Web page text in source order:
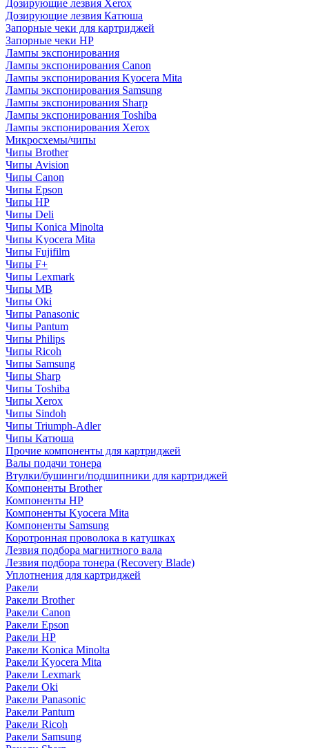
Дозирующие лезвия Xerox
Дозирующие лезвия Катюша
Запорные чеки для картриджей
Запорные чеки HP
Лампы экспонирования
Лампы экспонирования Canon
Лампы экспонирования Kyocera Mita
Лампы экспонирования Samsung
Лампы экспонирования Sharp
Лампы экспонирования Toshiba
Лампы экспонирования Xerox
Микросхемы/чипы
Чипы Brother
Чипы Avision
Чипы Canon
Чипы Epson
Чипы HP
Чипы Deli
Чипы Konica Minolta
Чипы Kyocera Mita
Чипы Fujifilm
Чипы F+
Чипы Lexmark
Чипы MB
Чипы Oki
Чипы Panasonic
Чипы Pantum
Чипы Philips
Чипы Ricoh
Чипы Samsung
Чипы Sharp
Чипы Toshiba
Чипы Xerox
Чипы Sindoh
Чипы Triumph-Adler
Чипы Катюша
Прочие компоненты для картриджей
Валы подачи тонера
Втулки/бушинги/подшипники для картриджей
Компоненты Brother
Компоненты HP
Компоненты Kyocera Mita
Компоненты Samsung
Коротронная проволока в катушках
Лезвия подбора магнитного вала
Лезвия подбора тонера (Recovery Blade)
Уплотнения для картриджей
Ракели
Ракели Brother
Ракели Canon
Ракели Epson
Ракели HP
Ракели Konica Minolta
Ракели Kyocera Mita
Ракели Lexmark
Ракели Oki
Ракели Panasonic
Ракели Pantum
Ракели Ricoh
Ракели Samsung